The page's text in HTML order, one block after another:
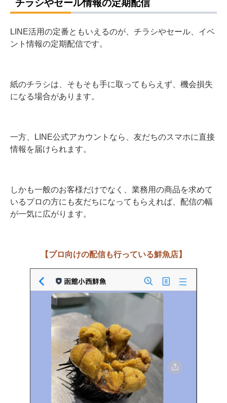
チラシやセール情報の定期配信
LINE活用の定番ともいえるのが、チラシやセール、イベ
ント情報の定期配信です。
紙のチラシは、そもそも手に取ってもらえず、機会損失
になる場合があります。
一方、LINE公式アカウントなら、友だちのスマホに直接
情報を届けられます。
しかも一般のお客様だけでなく、業務用の商品を求めて
いるプロの方にも友だちになってもらえれば、配信の幅
が一気に広がります。
【プロ向けの配信も行っている鮮魚店】